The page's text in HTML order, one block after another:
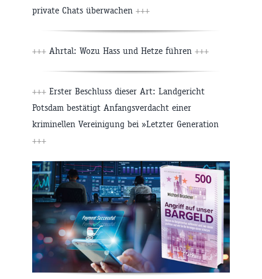
private Chats überwachen +++
+++ Ahrtal: Wozu Hass und Hetze führen +++
+++ Erster Beschluss dieser Art: Landgericht
Potsdam bestätigt Anfangsverdacht einer
kriminellen Vereinigung bei »Letzter Generation
+++